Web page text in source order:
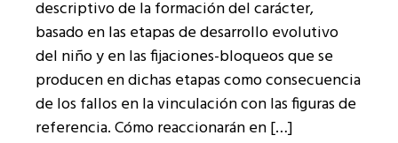
descriptivo de la formación del carácter,
basado en las etapas de desarrollo evolutivo
del niño y en las fijaciones-bloqueos que se
producen en dichas etapas como consecuencia
de los fallos en la vinculación con las figuras de
referencia. Cómo reaccionarán en […]